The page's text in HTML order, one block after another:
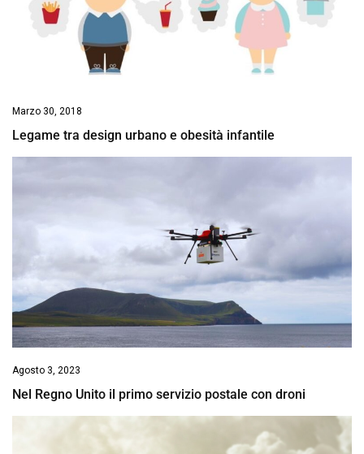
Marzo 30, 2018
Legame tra design urbano e obesità infantile
Agosto 3, 2023
Nel Regno Unito il primo servizio postale con droni